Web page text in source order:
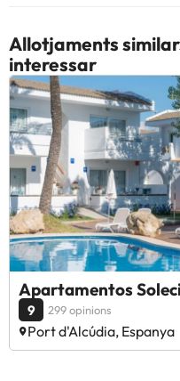
Allotjaments
interessar
Apartamentos
9 299 opinions
Port d'Alcúdia, Espanya